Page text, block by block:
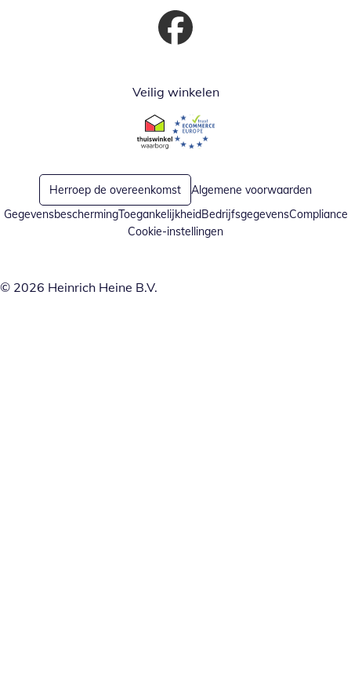
Opent in nieuw venster
Veilig winkelen
Opent in nieuw venster
Opent in nieuw venster
Herroep de overeenkomst
Algemene voorwaarden
GegevensbeschermingToegankelijkheidBedrijfsgegevensCompliance
Cookie-instellingen
© 2026 Heinrich Heine B.V.